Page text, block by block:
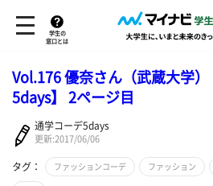
学生の
窓口とは
Vol.176 優奈さん（武蔵大学
5days】 2ページ目
通学コーデ5days
更新:2017/06/06
タグ： ファッションコーデ ファッション